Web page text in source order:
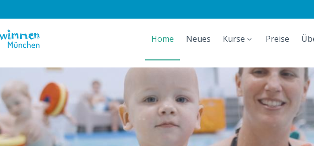
Home Neues Kurse Preise